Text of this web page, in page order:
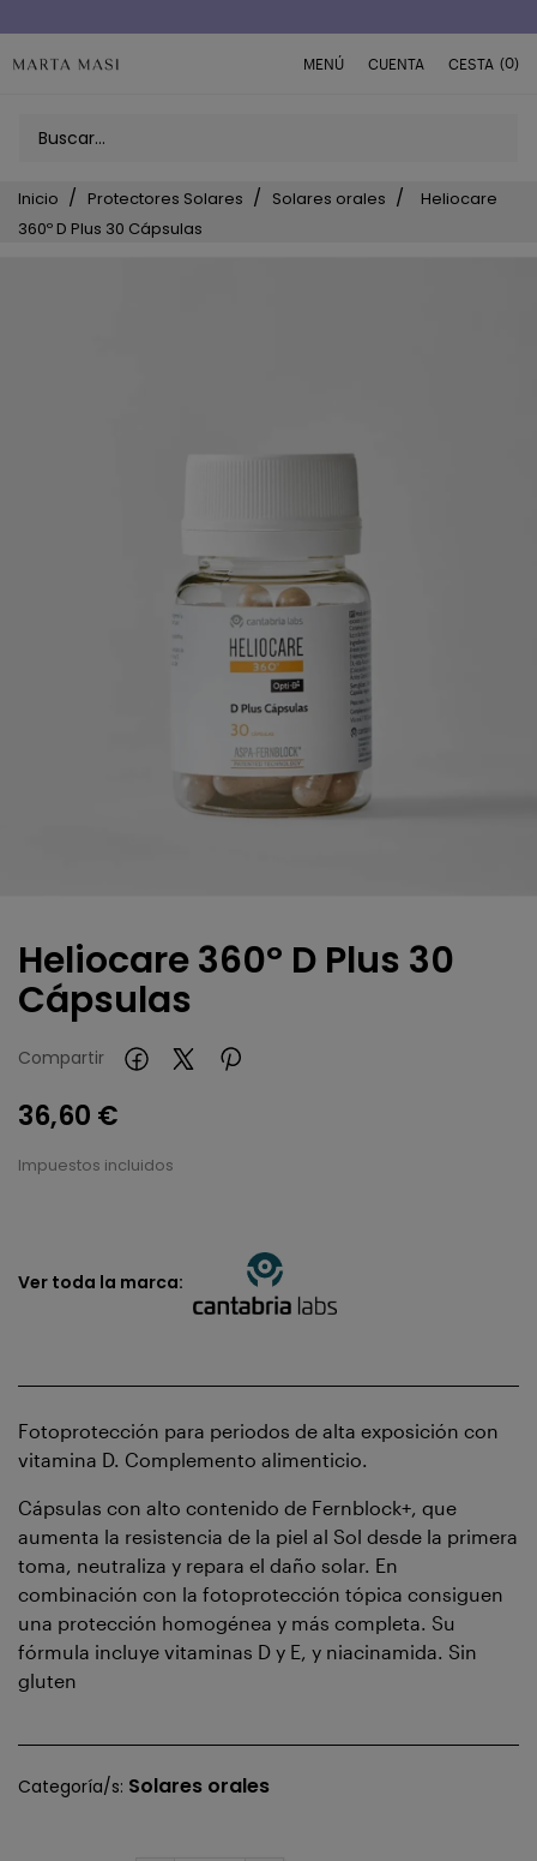
MENÚ CUENTA CESTA (0)
Inicio Protectores Solares Solares orales
Heliocare
360º D Plus 30 Cápsulas
Heliocare 360º D Plus 30
Cápsulas
Compartir
36,60 €
Impuestos incluidos
Ver toda la marca:
Fotoprotección para periodos de alta exposición con
vitamina D. Complemento alimenticio.
Cápsulas con alto contenido de Fernblock+, que
aumenta la resistencia de la piel al Sol desde la primera
toma, neutraliza y repara el daño solar. En
combinación con la fotoprotección tópica consiguen
una protección homogénea y más completa. Su
fórmula incluye vitaminas D y E, y niacinamida. Sin
gluten
Categoría/s: Solares orales